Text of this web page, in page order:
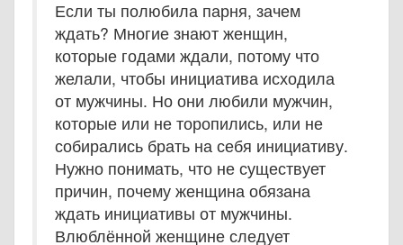
Если ты полюбила парня, зачем
ждать? Многие знают женщин,
которые годами ждали, потому что
желали, чтобы инициатива исходила
от мужчины. Но они любили мужчин,
которые или не торопились, или не
собирались брать на себя инициативу.
Нужно понимать, что не существует
причин, почему женщина обязана
ждать инициативы от мужчины.
Влюблённой женщине следует